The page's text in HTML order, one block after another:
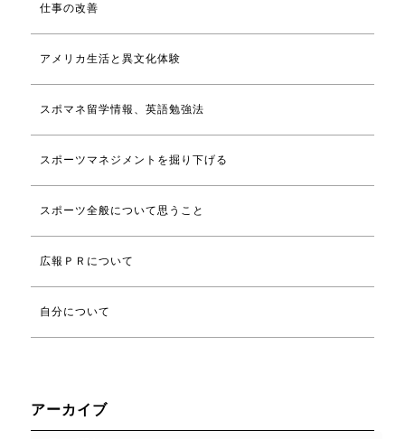
仕事の改善
アメリカ生活と異文化体験
スポマネ留学情報、英語勉強法
スポーツマネジメントを掘り下げる
スポーツ全般について思うこと
広報ＰＲについて
自分について
アーカイブ